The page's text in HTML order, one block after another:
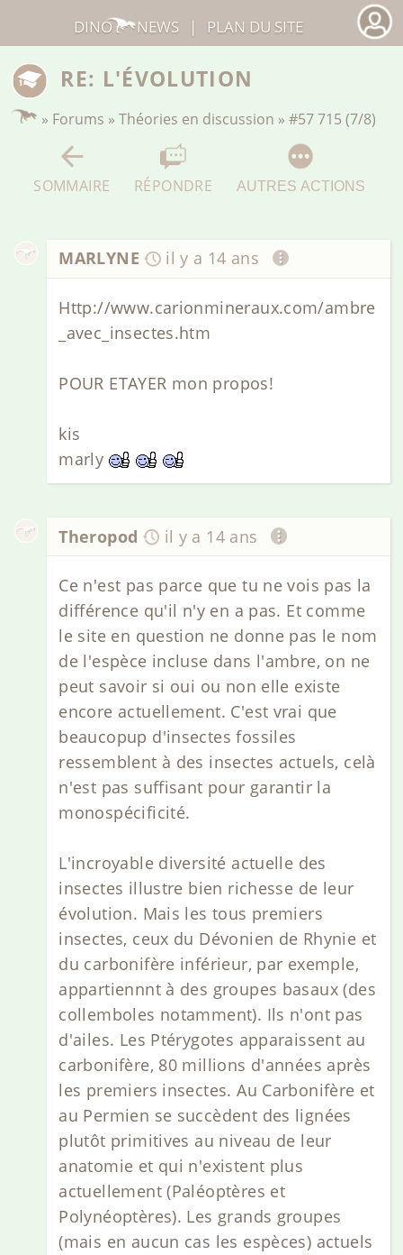
RE: L'ÉVOLUTION
» Forums »Théories en discussion »#57 715 (7/8)
SOMMAIRE RÉPONDRE AUTRES ACTIONS
MARLYNE il y a 14 ans
Http://www.carionmineraux.com/ambre
_avec_insectes.htm
POUR ETAYER mon propos!
kis
marly
Theropod il y a 14 ans
Ce n'est pas parce que tu ne vois pas la
différence qu'il n'y en a pas. Et comme
le site en question ne donne pas le nom
de l'espèce incluse dans l'ambre, on ne
peut savoir si oui ou non elle existe
encore actuellement. C'est vrai que
beaucopup d'insectes fossiles
ressemblent à des insectes actuels, celà
n'est pas suffisant pour garantir la
monospécificité.
L'incroyable diversité actuelle des
insectes illustre bien richesse de leur
évolution. Mais les tous premiers
insectes, ceux du Dévonien de Rhynie et
du carbonifère inférieur, par exemple,
appartiennnt à des groupes basaux (des
collemboles notamment). Ils n'ont pas
d'ailes. Les Ptérygotes apparaissent au
carbonifère, 80 millions d'années après
les premiers insectes. Au Carbonifère et
au Permien se succèdent des lignées
plutôt primitives au niveau de leur
anatomie et qui n'existent plus
actuellement (Paléoptères et
Polynéoptères). Les grands groupes
(mais en aucun cas les espèces) actuels
DINO NEWS | PLAN DU SITE